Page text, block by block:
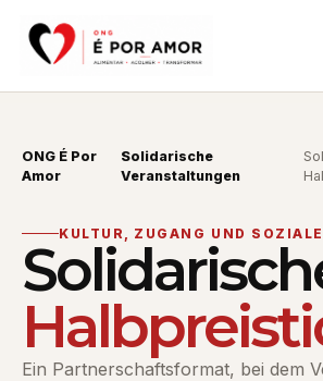
ONG É Por
Amor
Solidarische
Veranstaltungen
KULTUR, ZUGANG UND
Ein Partnerschaftsformat, bei dem